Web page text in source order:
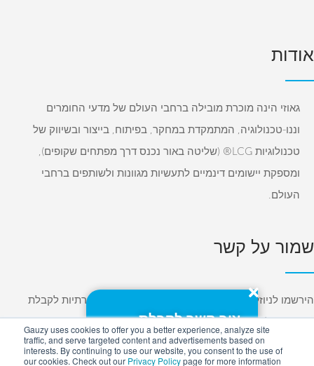
Gauzy uses cookies to offer you a better experience, analyze site
traffic, and serve targeted content and advertisements based on
interests. By continuing to use our website, you consent to the use of
our cookies. Check out our Privacy Policypage for more information
צור קשר לקבלת
הצעת מחיר בחינם:
0385 250 72 +972
אודות
גאוזי הינה מוכרת מובילה ברחבי העולם של מדעי החומרים
וננו-טכנולוגיה, המתמקדת במחקר, בפיתוח, בייצור ובשיווק של
טכנולוגיות LCG® (שליטה באור נכנס דרך מפתחים שקופים),
ומספקת יישומים דינמיים לתעשיות מגוונות ולשותפים ברחבי
העולם.
שמור על קשר
הירשמו לניוזלטרים שלנו ועקוב אחרינו ברשתות החברתיות לקבלת
עדכונים על פרויקטים, טכנולוגיות חדשות ואירועים שונים.
Investors
Customers
Press